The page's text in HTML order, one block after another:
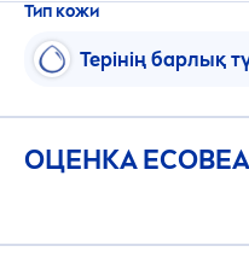
Тип кожи
Терінің барлық
ОЦЕНКА ECO